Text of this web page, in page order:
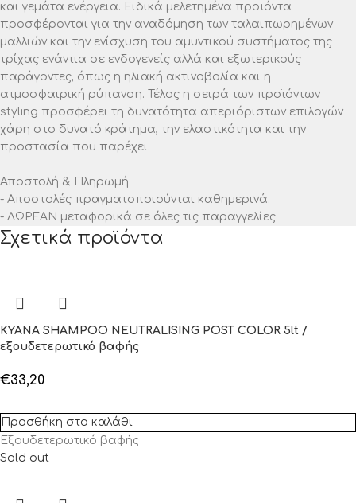
και γεμάτα ενέργεια. Ειδικά μελετημένα προϊόντα
προσφέρονται για την αναδόμηση των ταλαιπωρημένων
μαλλιών και την ενίσχυση του αμυντικού συστήματος της
τρίχας ενάντια σε ενδογενείς αλλά και εξωτερικούς
παράγοντες, όπως η ηλιακή ακτινοβολία και η
ατμοσφαιρική ρύπανση. Τέλος η σειρά των προϊόντων
styling προσφέρει τη δυνατότητα απεριόριστων επιλογών
χάρη στο δυνατό κράτημα, την ελαστικότητα και την
προστασία που παρέχει.
Αποστολή & Πληρωμή
- Αποστολές πραγματοποιούνται καθημερινά.
- ΔΩΡΕΑΝ μεταφορικά σε όλες τις παραγγελίες
Σχετικά προϊόντα
KYANA SHAMPOO NEUTRALISING POST COLOR 5lt /
εξουδετερωτικό βαφής
€33,20
Προσθήκη στο καλάθι
Εξουδετερωτικό βαφής
Sold out